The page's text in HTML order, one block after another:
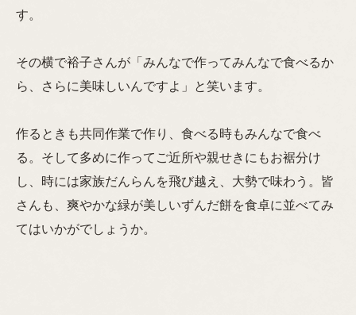
す。
その横で裕子さんが「みんなで作ってみんなで食べるか
ら、さらに美味しいんですよ」と笑います。
作るときも共同作業で作り、食べる時もみんなで食べ
る。そして多めに作ってご近所や親せきにもお裾分け
し、時には家族だんらんを飛び越え、大勢で味わう。皆
さんも、爽やかな緑が美しいずんだ餅を食卓に並べてみ
てはいかがでしょうか。